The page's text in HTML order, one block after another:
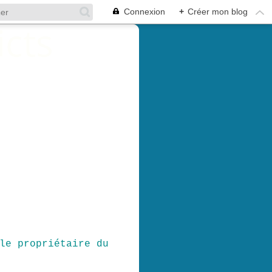
Connexion + Créer mon blog
propriétaire du